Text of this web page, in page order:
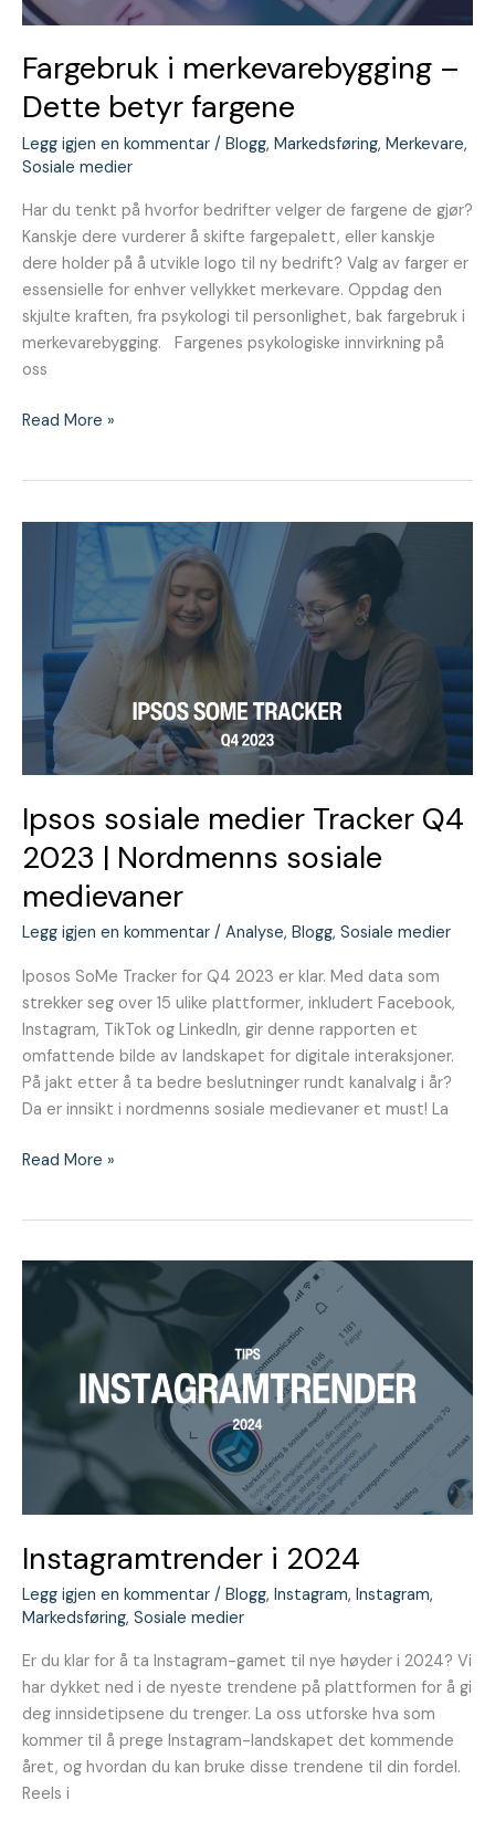
Fargebruk i merkevarebygging –
Dette betyr fargene
Legg igjen en kommentar / Blogg, Markedsføring, Merkevare,
Sosiale medier
Har du tenkt på hvorfor bedrifter velger de fargene de gjør?
Kanskje dere vurderer å skifte fargepalett, eller kanskje
dere holder på å utvikle logo til ny bedrift? Valg av farger er
essensielle for enhver vellykket merkevare. Oppdag den
skjulte kraften, fra psykologi til personlighet, bak fargebruk i
merkevarebygging. Fargenes psykologiske innvirkning på
oss
Read More »
Ipsos sosiale medier Tracker Q4
2023 | Nordmenns sosiale
medievaner
Legg igjen en kommentar / Analyse, Blogg, Sosiale medier
Iposos SoMe Tracker for Q4 2023 er klar. Med data som
strekker seg over 15 ulike plattformer, inkludert Facebook,
Instagram, TikTok og LinkedIn, gir denne rapporten et
omfattende bilde av landskapet for digitale interaksjoner.
På jakt etter å ta bedre beslutninger rundt kanalvalg i år?
Da er innsikt i nordmenns sosiale medievaner et must! La
2023
Nordmenns
sosiale
medievaner
Read More »
Instagramtrender i 2024
Legg igjen en kommentar / Blogg, Instagram, Instagram,
Markedsføring, Sosiale medier
Er du klar for å ta Instagram-gamet til nye høyder i 2024? Vi
har dykket ned i de nyeste trendene på plattformen for å gi
deg innsidetipsene du trenger. La oss utforske hva som
kommer til å prege Instagram-landskapet det kommende
året, og hvordan du kan bruke disse trendene til din fordel.
Reels i
Instagramtrender